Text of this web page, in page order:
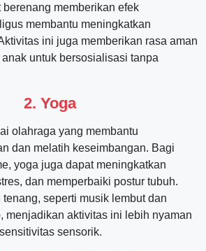
memberikan efek
membantu meningkatkan
ini juga memberikan rasa aman
untuk bersosialisasi tanpa
2. Yoga
olahraga yang membantu
dan melatih keseimbangan. Bagi
yoga juga dapat meningkatkan
dan memperbaiki postur tubuh.
seperti musik lembut dan
menjadikan aktivitas ini lebih nyaman
sensorik.